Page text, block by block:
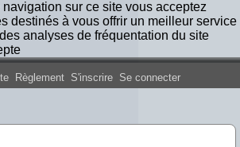
sur ce site vous acceptez
destinés à vous offrir un meilleur service
analyses de fréquentation du site
Iron Maiden France
Règlement S'inscrire Se connecter